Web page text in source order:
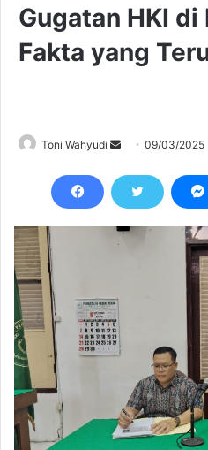
Gugatan HKI di
Fakta yang
Toni Wahyudi
Send
email
09/03/2025